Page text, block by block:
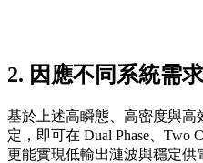
2. 因應不同系統需
基於上述高瞬態、高密度與高
定，即可在 Dual Phase、
更能實現低輸出漣波與穩定供